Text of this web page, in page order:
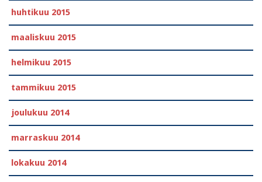
huhtikuu 2015
maaliskuu 2015
helmikuu 2015
tammikuu 2015
joulukuu 2014
marraskuu 2014
lokakuu 2014